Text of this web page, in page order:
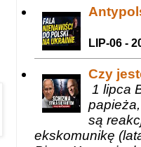
LIP-06 -
Czy
1 lipca
są
ekskomunikę